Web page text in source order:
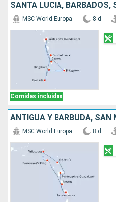
Comidas incluidas
MSC World Europa 8 d
MSC World Europa 8 d